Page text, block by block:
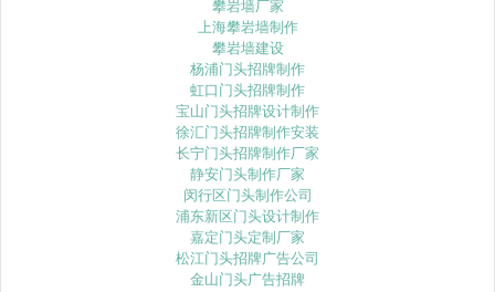
攀岩墙厂家
上海攀岩墙制作
攀岩墙建设
杨浦门头招牌制作
虹口门头招牌制作
宝山门头招牌设计制作
徐汇门头招牌制作安装
长宁门头招牌制作厂家
静安门头制作厂家
闵行区门头制作公司
浦东新区门头设计制作
嘉定门头定制厂家
松江门头招牌广告公司
金山门头广告招牌